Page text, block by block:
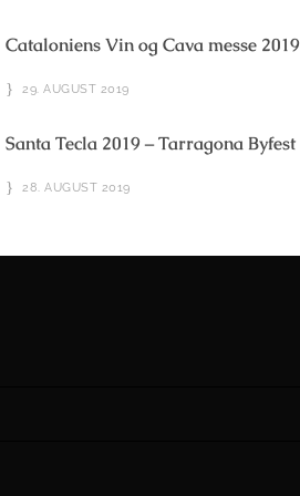
Cataloniens Vin og Cava messe 2019
29. AUGUST 2019
Santa Tecla 2019 – Tarragona Byfest
28. AUGUST 2019